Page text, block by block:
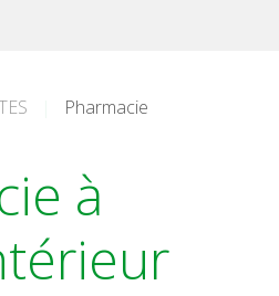
Pharmacie
à